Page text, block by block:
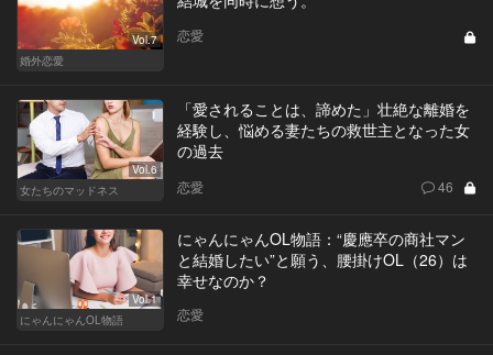
Vol.7
婚外恋愛
恋愛
Vol.6
女たちのマッドネス
「愛されることは、諦めた」壮絶な離婚を
経験し、悩める妻たちの救世主となった女
の過去
恋愛 46
Vol.1
にゃんにゃんOL物語
にゃんにゃんOL物語：“慶應卒の商社マン
と結婚したい”と願う、腰掛けOL（26）は
幸せなのか？
恋愛